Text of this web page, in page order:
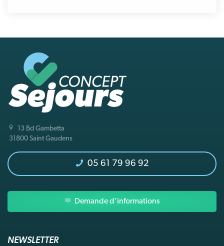
13 Bd Gambetta
31800 Saint Gaudens
05 61 79 96 92
Demande d'informations
NEWSLETTER